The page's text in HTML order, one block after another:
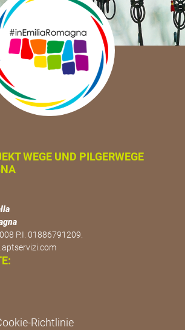
WEGE UND PILGERWEGE
P.I. 01886791209.
Richtlinie